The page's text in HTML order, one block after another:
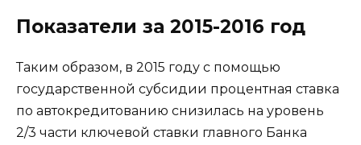
Показатели за 2015-2016 год
Таким образом, в 2015 году с помощью
государственной субсидии процентная ставка
по автокредитованию снизилась на уровень
2/3 части ключевой ставки главного Банка